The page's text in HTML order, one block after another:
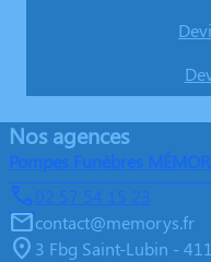
Nos agences
Pompes Funèbres
02 57 54 15 23
contact@memorys.fr
3 Fbg Saint-Lubin -